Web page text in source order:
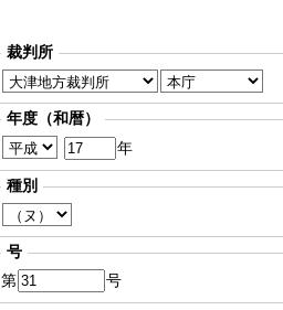
裁判所
年度（和暦）
年
種別
号
第
号